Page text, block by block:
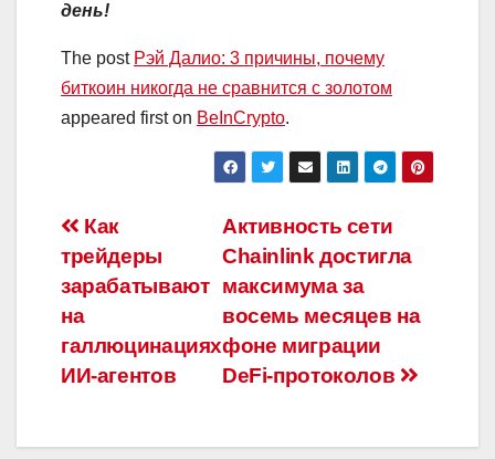
день!
The post Рэй Далио: 3 причины, почему
биткоин никогда не сравнится с золотом
appeared first on BeInCrypto.
Навигация
по
записям
Активность сети
Chainlink достигла
максимума за
восемь месяцев на
фоне миграции
DeFi-протоколов
Как
трейдеры
зарабатывают
на
галлюцинациях
ИИ-агентов